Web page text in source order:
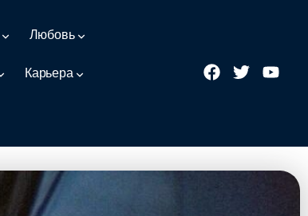
Любовь
Карьера